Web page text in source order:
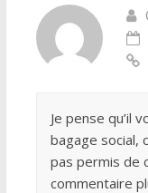
Je pense qu’il
bagage social,
pas permis de
commentaire